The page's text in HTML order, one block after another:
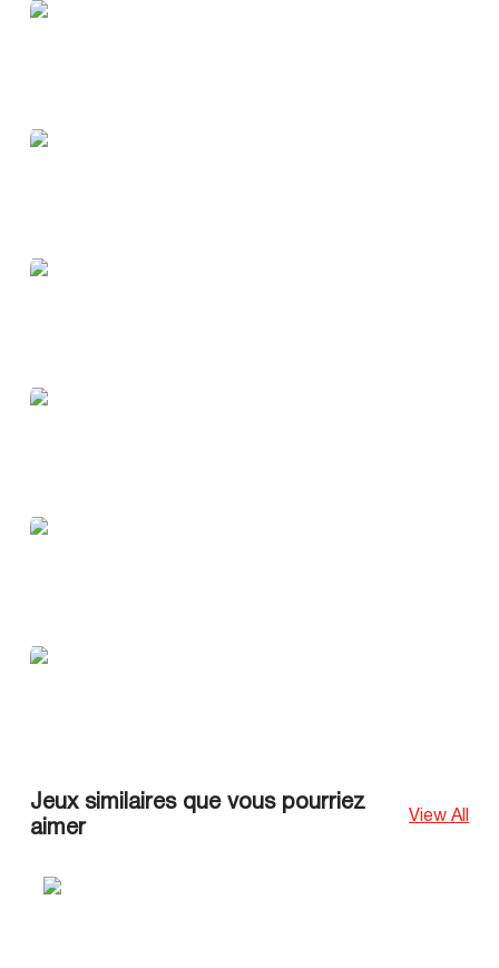
Jeux similaires que vous pourriez
aimer
View All